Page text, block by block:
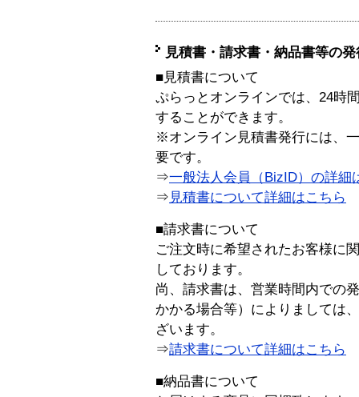
見積書・請求書・納品書等の
■見積書について
ぷらっとオンラインでは、24時
することができます。
※オンライン見積書発行には、
要です。
⇒一般法人会員（BizID）の詳細
⇒ 見積書について詳細はこちら
■請求書について
ご注文時に希望されたお客様に
しております。
尚、請求書は、営業時間内での
かかる場合等）によりましては
ざいます。
⇒請求書について詳細はこちら
■納品書について